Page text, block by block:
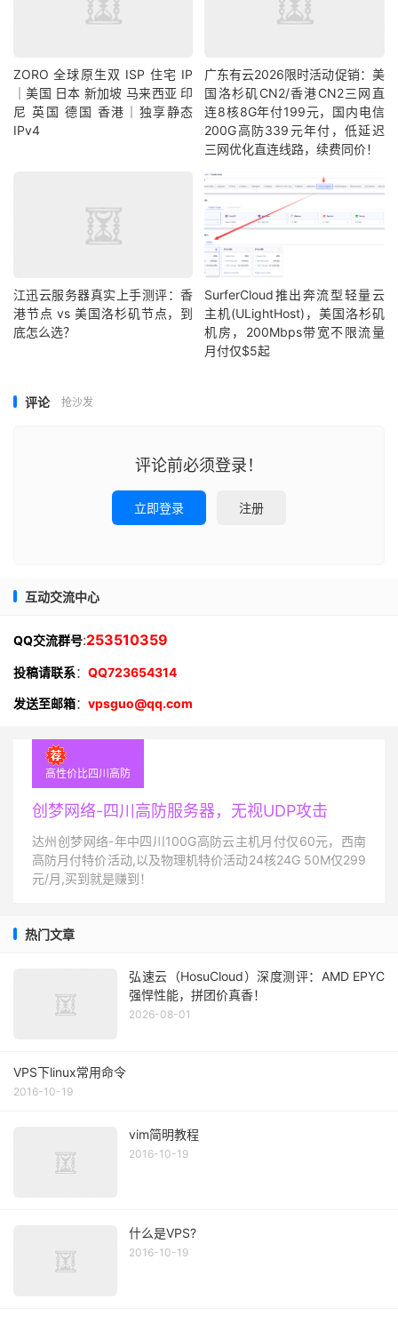
ZORO 全球原生双 ISP 住宅 IP
｜美国 日本 新加坡 马来西亚 印
尼 英国 德国 香港｜独享静态
IPv4
广东有云2026限时活动促销：美
国洛杉矶CN2/香港CN2三网直
连8核8G年付199元，国内电信
200G高防339元年付，低延迟
三网优化直连线路，续费同价！
江迅云服务器真实上手测评：香
港节点 vs 美国洛杉矶节点，到
底怎么选？
SurferCloud推出奔流型轻量云
主机(ULightHost)，美国洛杉矶
机房，200Mbps带宽不限流量
月付仅$5起
评论 抢沙发
评论前必须登录！
立即登录 注册
互动交流中心
QQ交流群号:253510359
投稿请联系： QQ723654314
发送至邮箱： vpsguo@qq.com
高性价比四川高防
创梦网络-四川高防服务器，无视UDP攻击
达州创梦网络-年中四川100G高防云主机月付仅60元，西南
高防月付特价活动,以及物理机特价活动24核24G 50M仅299
元/月,买到就是赚到！
热门文章
弘速云（HosuCloud）深度测评：AMD EPYC
强悍性能，拼团价真香！
2026-08-01
VPS下linux常用命令
2016-10-19
vim简明教程
2016-10-19
什么是VPS?
2016-10-19